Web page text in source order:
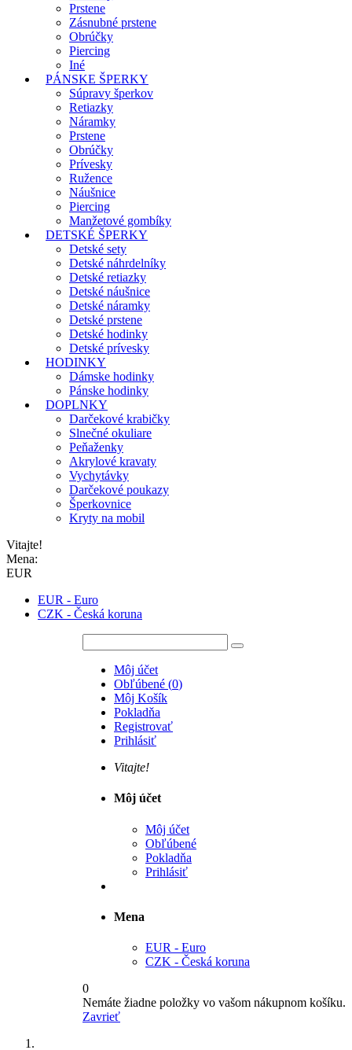
Prstene
Zásnubné prstene
Obrúčky
Piercing
Iné
PÁNSKE ŠPERKY
Súpravy šperkov
Retiazky
Náramky
Prstene
Obrúčky
Prívesky
Ružence
Náušnice
Piercing
Manžetové gombíky
DETSKÉ ŠPERKY
Detské sety
Detské náhrdelníky
Detské retiazky
Detské náušnice
Detské náramky
Detské prstene
Detské hodinky
Detské prívesky
HODINKY
Dámske hodinky
Pánske hodinky
DOPLNKY
Darčekové krabičky
Slnečné okuliare
Peňaženky
Akrylové kravaty
Vychytávky
Darčekové poukazy
Šperkovnice
Kryty na mobil
Vitajte!
Mena:
EUR
EUR - Euro
CZK - Česká koruna
Môj účet
Obľúbené (0)
Môj Košík
Pokladňa
Registrovať
Prihlásiť
Vitajte!
Môj účet
Môj účet
Obľúbené
Pokladňa
Prihlásiť
Mena
EUR - Euro
CZK - Česká koruna
0
Nemáte žiadne položky vo vašom nákupnom košíku.
Zavrieť